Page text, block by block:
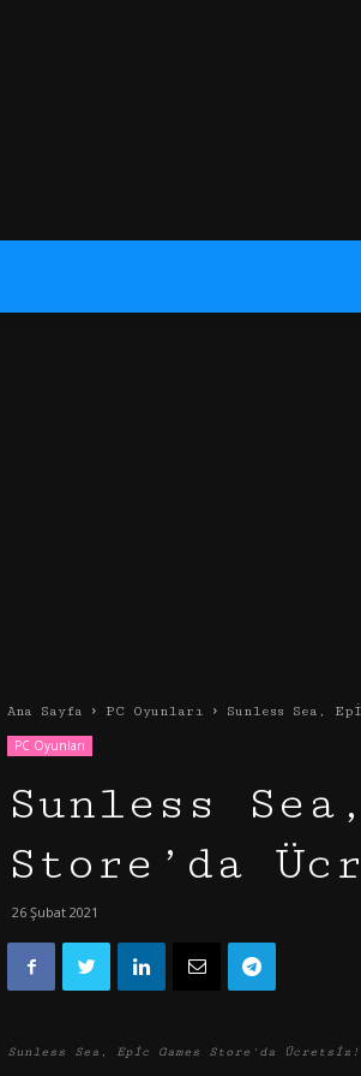
Ana Sayfa PC Oyunları Sunless Sea,
PC Oyunları
Sunless
Store’da
26 Şubat 2021
Sunless Sea, Epic Games Store'da Ücretsiz!